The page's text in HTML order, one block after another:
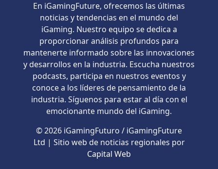
En iGamingFuture, ofrecemos las últimas
noticias y tendencias en el mundo del
iGaming. Nuestro equipo se dedica a
proporcionar análisis profundos para
mantenerte informado sobre las innovaciones
y desarrollos en la industria. Escucha nuestros
podcasts, participa en nuestros eventos y
conoce a los líderes de pensamiento de la
industria. Síguenos para estar al día con el
emocionante mundo del iGaming.
© 2026 iGamingFuturo / iGamingFuture
Ltd | Sitio web de noticias regionales por
Capital Web